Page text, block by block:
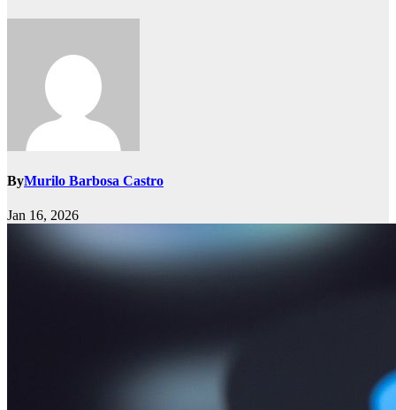
ByMurilo Barbosa Castro
Jan 16, 2026